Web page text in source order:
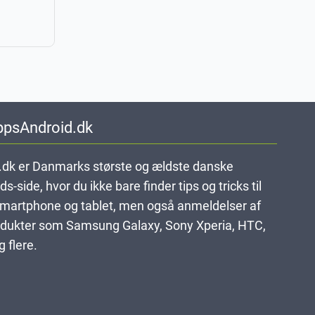
er Danmarks største og ældste danske
side, hvor du ikke bare finder tips og tricks til
og tablet, men også anmeldelser af
som Samsung Galaxy, Sony Xperia, HTC,
flere.